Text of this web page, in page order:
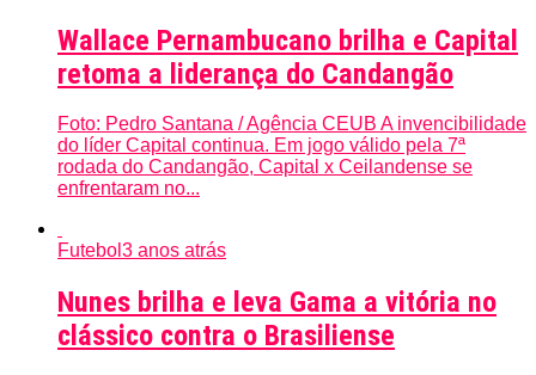
Wallace Pernambucano brilha e Capital
retoma a liderança do Candangão
Foto: Pedro Santana / Agência CEUB A invencibilidade
do líder Capital continua. Em jogo válido pela 7ª
rodada do Candangão, Capital x Ceilandense se
enfrentaram no...
Futebol 3 anos atrás
Nunes brilha e leva Gama a vitória no
clássico contra o Brasiliense